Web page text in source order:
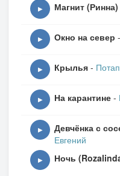
Переживи, Маша,
Переживи, Маша,
Вчера и завтра
В плену у
У Маши завтра
И самый трезвый
▶ Магнит (Ринна)
▶ Окно на север -
▶ Крылья -
▶ На карантине -
▶ Девчёнка с
Евгений
▶ Ночь